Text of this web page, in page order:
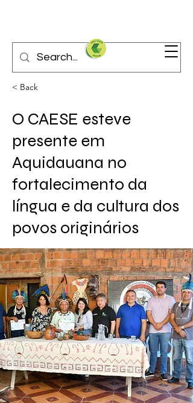
< Back
O CAESE esteve
presente em
Aquidauana no
fortalecimento da
língua e da cultura dos
povos originários